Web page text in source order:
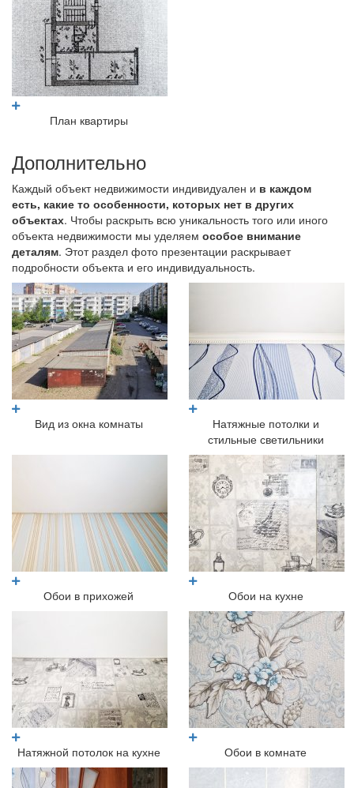
План квартиры
Дополнительно
Каждый объект недвижимости индивидуален и в каждом
есть, какие то особенности, которых нет в других
объектах. Чтобы раскрыть всю уникальность того или иного
объекта недвижимости мы уделяем особое внимание
деталям. Этот раздел фото презентации раскрывает
подробности объекта и его индивидуальность.
Вид из окна комнаты
Натяжные потолки и
стильные светильники
Обои в прихожей Обои на кухне
Натяжной потолок на кухне Обои в комнате